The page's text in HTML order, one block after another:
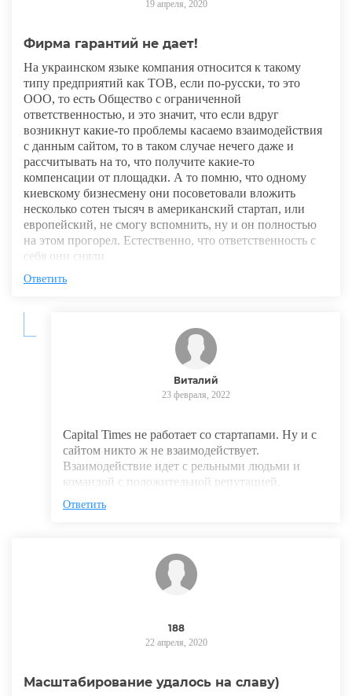
19 апреля, 2020
Фирма гарантий не дает!
На украинском языке компания относится к такому
типу предприятий как ТОВ, если по-русски, то это
ООО, то есть Общество с ограниченной
ответственностью, и это значит, что если вдруг
возникнут какие-то проблемы касаемо взаимодействия
с данным сайтом, то в таком случае нечего даже и
рассчитывать на то, что получите какие-то
компенсации от площадки. А то помню, что одному
киевскому бизнесмену они посоветовали вложить
несколько сотен тысяч в американский стартап, или
европейский, не смогу вспомнить, ну и он полностью
на этом прогорел. Естественно, что ответственность с
себя они сняли
Ответить
Виталий
23 февраля, 2022
Capital Times не работает со стартапами. Ну и с
сайтом никто ж не взаимодействует.
Взаимодействие идет с рельными людьми и
командой с положительной репутацией.
Ответить
188
22 апреля, 2020
Масштабирование удалось на славу)